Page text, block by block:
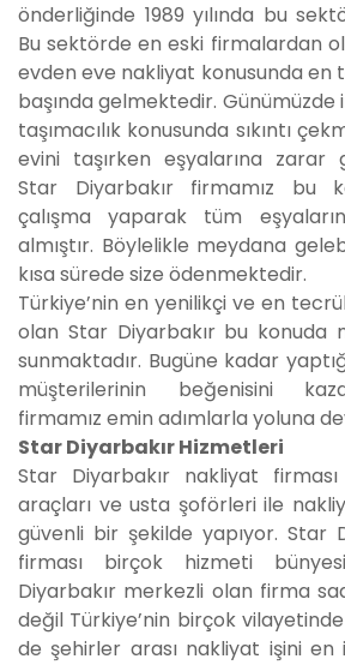
önderliğinde 1989 yılında bu
Bu sektörde en eski firmalardan
evden eve nakliyat konusunda en
başında gelmektedir.
taşımacılık konusunda sıkıntı
evini taşırken eşyalarına zarar
Star Diyarbakır firmamız bu
çalışma yaparak tüm
almıştır. Böylelikle meydana
kısa sürede size ödenmektedir.
Türkiye’nin en yenilikçi ve en
olan Star Diyarbakır bu konuda
sunmaktadır. Bugüne kadar
müşterilerinin beğenisini
firmamız emin adımlarla yoluna
Star Diyarbakır Hizmetleri
Star Diyarbakır nakliyat firması
araçları ve usta şoförleri ile
güvenli bir şekilde yapıyor. Star
firması birçok hizmeti
Diyarbakır merkezli olan firma
değil Türkiye’nin birçok
de şehirler arası nakliyat işini en